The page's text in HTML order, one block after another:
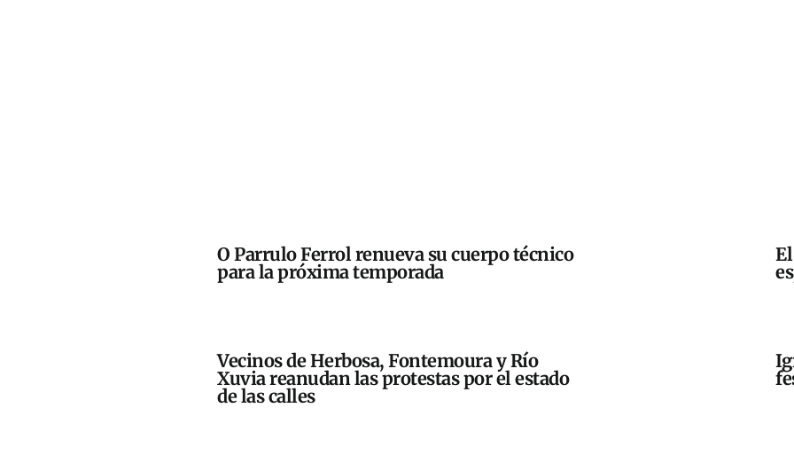
O Parrulo Ferrol renueva su cuerpo técnico
para la próxima temporada
Vecinos de Herbosa, Fontemoura y Río
Xuvia reanudan las protestas por el estado
de las calles